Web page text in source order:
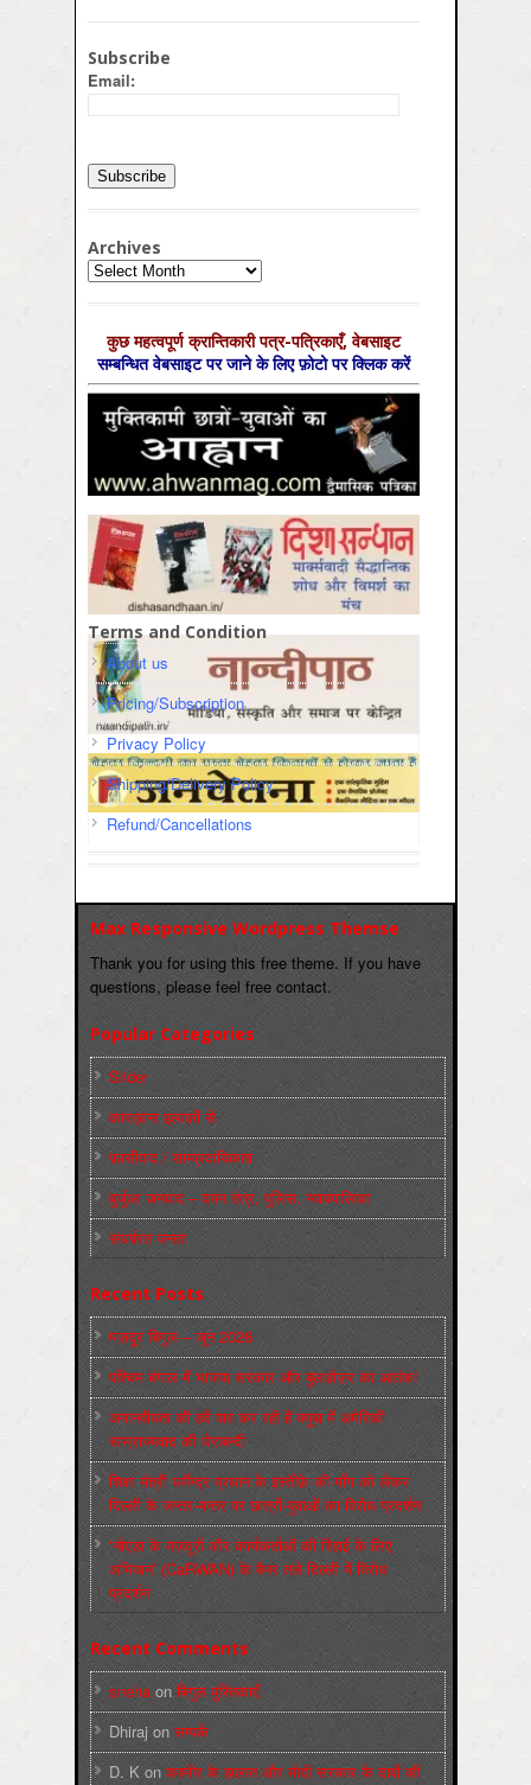
Subscribe
Email:
Archives
Archives
कुछ महत्‍वपूर्ण क्रान्तिकारी पत्र-पत्रिकाएँ, वेबसाइट
सम्‍बन्धित वेबसाइट पर जाने के लिए फ़ोटो पर क्लिक करें
Terms and Condition
About us
Pricing/Subscription
Privacy Policy
Shipping/Delivery Policy
Refund/Cancellations
Max Responsive Wordpress Themse
Thank you for using this free theme. If you have
questions, please feel free contact.
Popular Categories
Slider
कारख़ाना इलाक़ों से
फ़ासीवाद / साम्‍प्रदायिकता
बुर्जुआ जनवाद – दमन तंत्र, पुलिस, न्‍यायपालिका
संघर्षरत जनता
Recent Posts
मज़दूर बिगुल – जून 2026
पश्चिम बंगाल में भाजपा सरकार और बुलडोज़र का आतंक!
अमानवीयता की हदें पार कर रही है क्यूबा में अमेरिकी
साम्राज्यवाद की घेराबन्दी
शिक्षा मंत्री धर्मेन्द्र प्रधान के इस्तीफ़े की माँग को लेकर
दिल्ली के जन्तर-मन्तर पर छात्रों-युवाओं का विरोध प्रदर्शन
‘नोएडा के मज़दूरों और कार्यकर्ताओं की रिहाई के लिए
अभियान’ (CaRWAN) के बैनर तले दिल्ली में विरोध
प्रदर्शन
Recent Comments
sneha on बिगुल पुस्तिकाएँ
Dhiraj on सम्पर्क
D. K on कश्मीर के हालात और मोदी सरकार के दावों की